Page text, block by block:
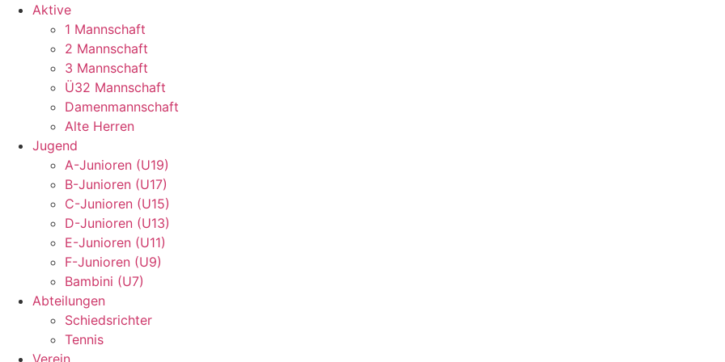
Aktive
1 Mannschaft
2 Mannschaft
3 Mannschaft
Ü32 Mannschaft
Damenmannschaft
Alte Herren
Jugend
A-Junioren (U19)
B-Junioren (U17)
C-Junioren (U15)
D-Junioren (U13)
E-Junioren (U11)
F-Junioren (U9)
Bambini (U7)
Abteilungen
Schiedsrichter
Tennis
Verein